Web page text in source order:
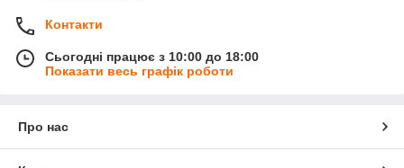
Контакти
Сьогодні працює з 10:00 до 18:00
Показати весь графік роботи
Про нас